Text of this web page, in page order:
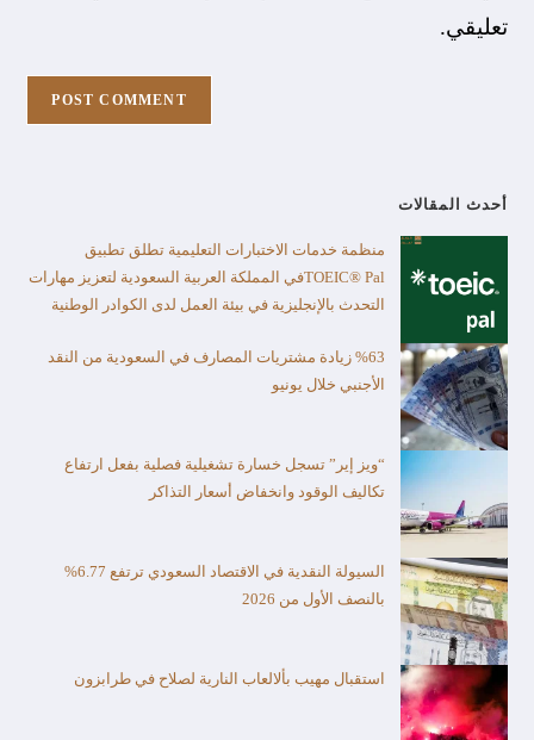
تعليقي.
أحدث المقالات
منظمة خدمات الاختبارات التعليمية تطلق تطبيق
TOEIC® Palفي المملكة العربية السعودية لتعزيز مهارات
التحدث بالإنجليزية في بيئة العمل لدى الكوادر الوطنية
%63 زيادة مشتريات المصارف في السعودية من النقد
الأجنبي خلال يونيو
“ويز إير” تسجل خسارة تشغيلية فصلية بفعل ارتفاع
تكاليف الوقود وانخفاض أسعار التذاكر
السيولة النقدية في الاقتصاد السعودي ترتفع 6.77%
بالنصف الأول من 2026
استقبال مهيب بألالعاب النارية لصلاح في طرابزون